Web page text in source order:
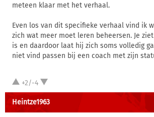
meteen klaar met het verhaal.
Even los van dit specifieke verhaal vind ik
zich wat meer moet leren beheersen. Je
is en daardoor laat hij zich soms volledig
niet vind passen bij een coach met zijn
+2/-4
Heintze1963